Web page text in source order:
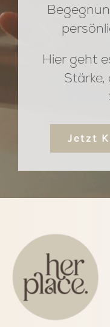
Hier geht
Stärke,
Jetzt